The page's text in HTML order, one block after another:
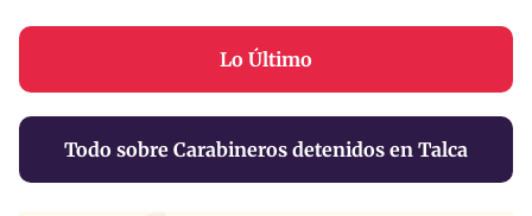
Lo Último
Todo sobre Carabineros detenidos en Talca